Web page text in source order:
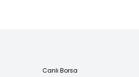
Canlı Borsa